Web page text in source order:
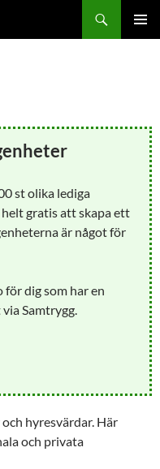
st olika lediga
gratis att skapa ett
är något för
dig som har en
Samtrygg.
hyresvärdar. Här
och privata